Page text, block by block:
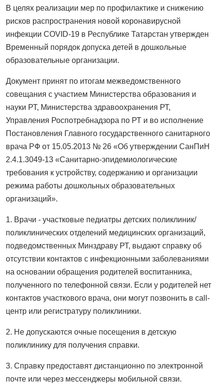
В целях реализации мер по профилактике и снижению
рисков распространения новой коронавирусной
инфекции COVID-19 в Республике Татарстан утвержден
Временный порядок допуска детей в дошкольные
образовательные организации.
Документ принят по итогам межведомственного
совещания с участием Министерства образования и
науки РТ, Министерства здравоохранения РТ,
Управления Роспотребнадзора по РТ и во исполнение
Постановления Главного государственного санитарного
врача РФ от 15.05.2013 № 26 «Об утверждении СанПиН
2.4.1.3049-13 «Санитарно-эпидемиологические
требования к устройству, содержанию и организации
режима работы дошкольных образовательных
организаций».
1. Врачи - участковые педиатры детских поликлиник/
поликлинических отделений медицинских организаций,
подведомственных Минздраву РТ, выдают справку об
отсутствии контактов с инфекционными заболеваниями
на основании обращения родителей воспитанника,
полученного по телефонной связи. Если у родителей нет
контактов участкового врача, они могут позвонить в call-
центр или регистратуру поликлиники.
2. Не допускаются очные посещения в детскую
поликлинику для получения справки.
3. Справку предоставят дистанционно по электронной
почте или через мессенджеры мобильной связи.